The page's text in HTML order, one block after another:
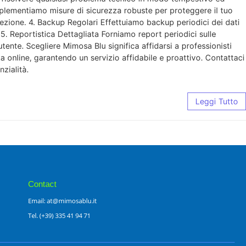
misure di sicurezza robuste per proteggere il tuo
4. Backup Regolari Effettuiamo backup periodici dei dati
Reportistica Dettagliata Forniamo report periodici sulle
Scegliere Mimosa Blu significa affidarsi a professionisti
online, garantendo un servizio affidabile e proattivo. Contattaci
Leggi Tutto
Contact
Email: at@mimosablu.it
Tel. (+39) 335 41 94 71